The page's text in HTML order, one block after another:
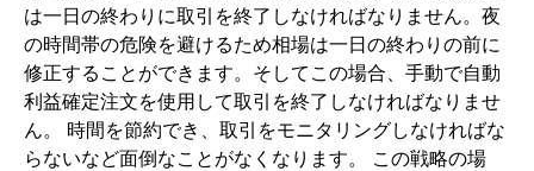
は一日の終わりに取引を終了しなければなりません。夜
の時間帯の危険を避けるため相場は一日の終わりの前に
修正することができます。そしてこの場合、手動で自動
利益確定注文を使用して取引を終了しなければなりませ
ん。 時間を節約でき、取引をモニタリングしなければな
らないなど面倒なことがなくなります。 この戦略の場